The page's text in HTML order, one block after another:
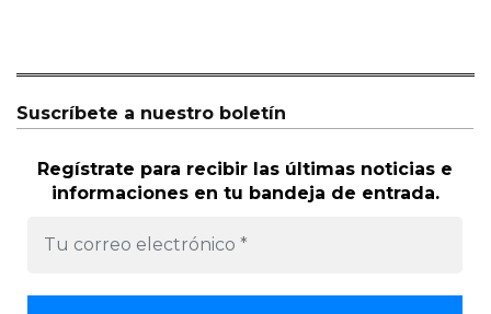
Suscríbete a nuestro boletín
Regístrate para recibir las últimas noticias e
informaciones en tu bandeja de entrada.